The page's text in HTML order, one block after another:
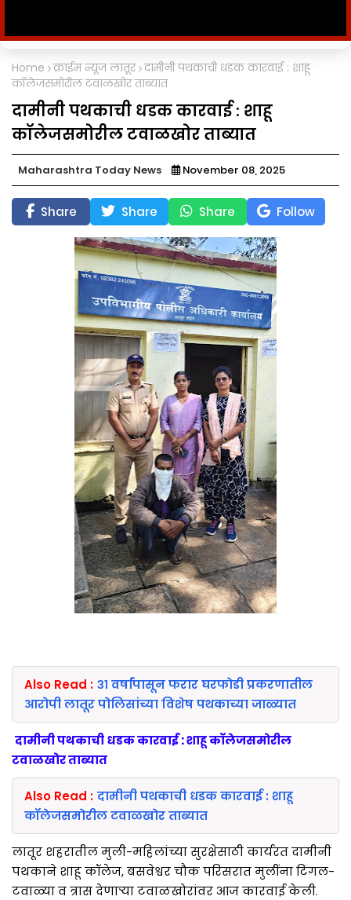
Home क्राईम न्यूज लातूर दामीनी पथकाची धडक कारवाई : शाहू
कॉलेजसमोरील टवाळखोर ताब्यात
दामीनी पथकाची धडक कारवाई : शाहू
कॉलेजसमोरील टवाळखोर ताब्यात
Maharashtra Today News November 08, 2025
Share Share Share Follow
Also Read : ३१ वर्षांपासून फरार घरफोडी प्रकरणातील
आरोपी लातूर पोलिसांच्या विशेष पथकाच्या जाळ्यात
दामीनी पथकाची धडक कारवाई : शाहू कॉलेजसमोरील
टवाळखोर ताब्यात
Also Read : दामीनी पथकाची धडक कारवाई : शाहू
कॉलेजसमोरील टवाळखोर ताब्यात
लातूर शहरातील मुली-महिलांच्या सुरक्षेसाठी कार्यरत दामीनी
पथकाने शाहू कॉलेज, बसवेश्वर चौक परिसरात मुलींना टिंगल-
टवाळ्या व त्रास देणाऱ्या टवाळखोरांवर आज कारवाई केली.